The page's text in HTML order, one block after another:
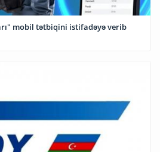
mobil tətbiqini istifadəyə verib